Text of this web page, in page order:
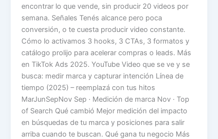
encontrar lo que vende, sin producir 20 videos por
semana. Señales Tenés alcance pero poca
conversión, o te cuesta producir video constante.
Cómo lo activamos 3 hooks, 3 CTAs, 3 formatos y
catálogo prolijo para acelerar compras o leads. Más
en TikTok Ads 2025. YouTube Video que se ve y se
busca: medir marca y capturar intención Línea de
tiempo (2025) – reemplazá con tus hitos
MarJunSepNov Sep · Medición de marca Nov · Top
of Search Qué cambió Mejor medición del impacto
en búsquedas de tu marca y posiciones para salir
arriba cuando te buscan. Qué gana tu negocio Más